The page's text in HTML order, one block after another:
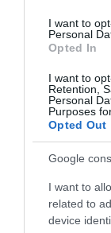
I want to
Personal
Opted In
I want to
Retention,
Personal
Purposes
Opted Out
Google
I want to
related to
device